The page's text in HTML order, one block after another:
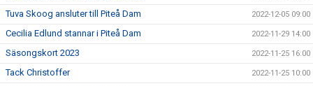
Tuva Skoog ansluter till Piteå Dam 2022-12-05 09:00
Cecilia Edlund stannar i Piteå Dam 2022-11-29 14:00
Säsongskort 2023 2022-11-25 16:00
Tack Christoffer 2022-11-25 10:00